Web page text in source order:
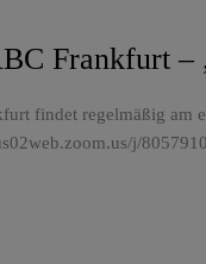
Frankfurt
findet regelmäßig am
j/